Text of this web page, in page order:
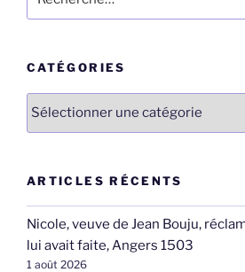
pour
CATÉGORIES
ARTICLES RÉCENTS
Nicole, veuve de Jean Bouju,
lui avait faite, Angers 1503
1 août 2026